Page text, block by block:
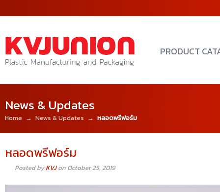
PRODUCT
News & Updates
Home → News & Updates → หลอดพรีฟอร์ม
หลอดพรีฟอร์ม
Posted byKVJon October 25, 2019